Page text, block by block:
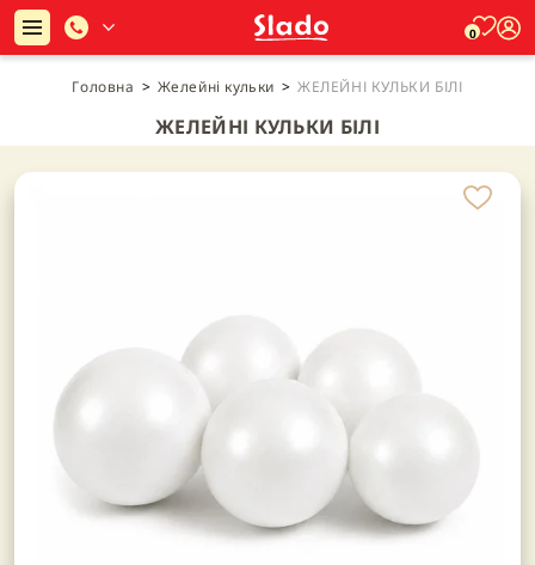
0
Головна > Желейні кульки > ЖЕЛЕЙНІ КУЛЬКИ БІЛІ
ЖЕЛЕЙНІ КУЛЬКИ БІЛІ